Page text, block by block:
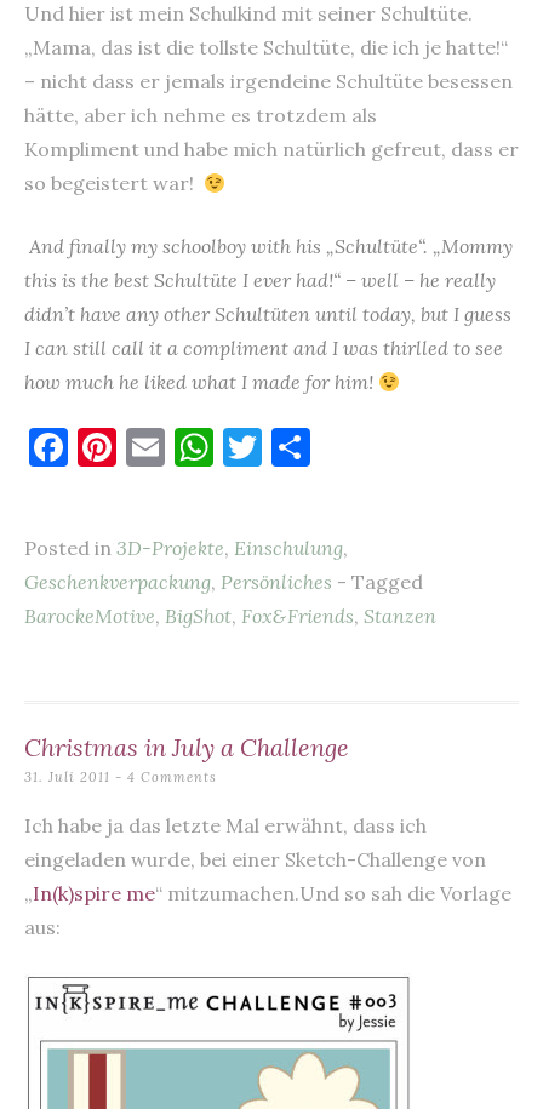
Und hier ist mein Schulkind mit seiner Schultüte.
„Mama, das ist die tollste Schultüte, die ich je hatte!“
– nicht dass er jemals irgendeine Schultüte besessen
hätte, aber ich nehme es trotzdem als
Kompliment und habe mich natürlich gefreut, dass er
so begeistert war!
And finally my schoolboy with his „Schultüte“. „Mommy
this is the best Schultüte I ever had!“ – well – he really
didn’t have any other Schultüten until today, but I guess
I can still call it a compliment and I was thirlled to see
how much he liked what I made for him!
F
e
b
Pi
es
t
E
l
W
s
A
p
T
te
r
n
Posted in 3D-Projekte, Einschulung,
Geschenkverpackung, Persönliches - Tagged
BarockeMotive, BigShot, Fox&Friends, Stanzen
Christmas in July a Challenge
31. Juli 2011 4 Comments
Ich habe ja das letzte Mal erwähnt, dass ich
eingeladen wurde, bei einer Sketch-Challenge von
„In(k)spire me“ mitzumachen.Und so sah die Vorlage
aus: